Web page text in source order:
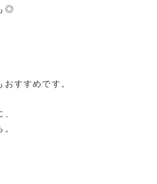
◎
すすめです。